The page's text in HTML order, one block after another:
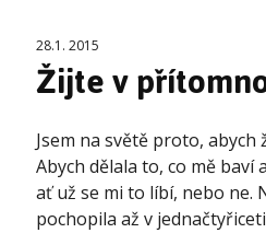
28.1. 2015
Žijte v
Jsem na světě proto,
Abych dělala to, co mě baví
ať už se mi to líbí, nebo ne.
pochopila až v